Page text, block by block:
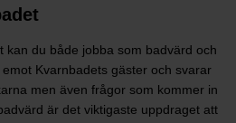
kan du både jobba som badvärd och
Kvarnbadets gäster och svarar
men även frågor som kommer in
är det viktigaste uppdraget att